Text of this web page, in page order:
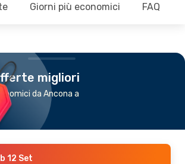
Giorni più economici FAQ
migliori
da Ancona a
12 Set